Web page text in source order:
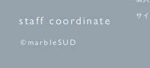
staff coordinate サ
©marbleSUD